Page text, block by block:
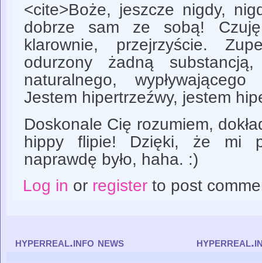
<cite>Boże, jeszcze nigdy,
dobrze sam ze sobą!
klarownie, przejrzyście.
odurzony żadną
naturalnego,
Jestem hipertrzeźwy, jestem
Doskonale Cię rozumiem,
hippy flipie! Dzięki, że mi
naprawdę było, haha. :)
Log in or registerto post
hyperreal.info news